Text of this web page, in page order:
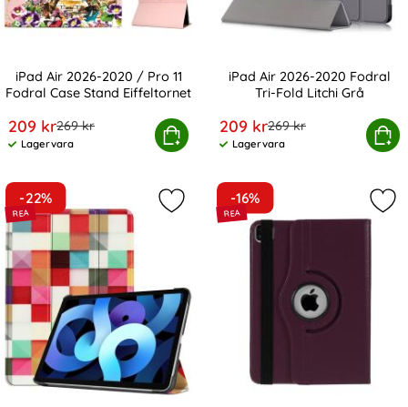
iPad Air 2026-2020 / Pro 11
Fodral Case Stand Eiffeltornet
rea pris
209 krtidigare pris
269 kr
Tillgänglighet:
Lagervara
Köp
2026-2020 / Pro 11 Fodral Case Stand Eiffeltornet
iPad Air 2026-2020 Fodral
Tri-Fold Litchi Grå
rea pris
209 krtidigare pris
269 kr
Tillgänglighet:
Lagervara
Köp
iPad Air 2026-2020
-22%
Markera iPad Air 2026-2020
-16%